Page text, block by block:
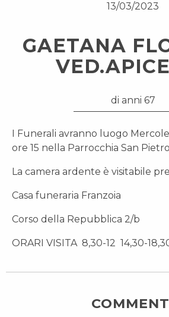
13/03/2023
GAETANA
di anni 67
I Funerali avranno luogo
ore 15 nella Parrocchia San
La camera ardente è visitabile
Casa funeraria Franzoia
Corso della Repubblica 2/b
ORARI VISITA 8,30-12 14,30-